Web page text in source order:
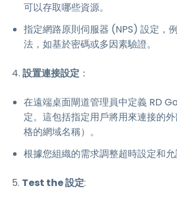
可以存取哪些資源。
指定網路原則伺服器 (NPS) 設定，
法，如基於密碼或多因素驗證。
4. 設置連接設定 ：
在遠端桌面閘道管理員中定義 RD
定。這包括指定用戶將用來連接的
格的網域名稱）。
根據您組織的需求調整超時設定和允
5. Test the 設定: